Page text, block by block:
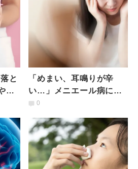
と
す
治
「めまい、耳鳴りが辛
い…」メニエール病にな
りやすい人の特徴は？予
医師が解説
0